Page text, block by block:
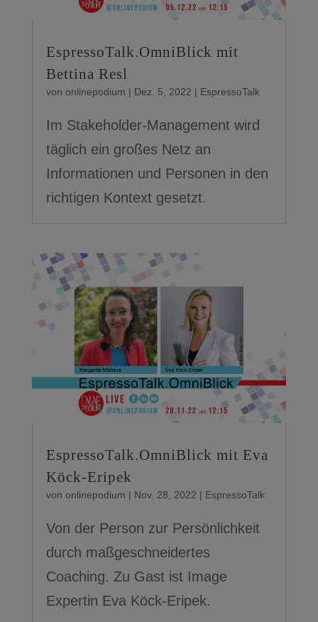
EspressoTalk.OmniBlick mit
Bettina Resl
von onlinepodium | Dez. 5, 2022 | EspressoTalk
Im Stakeholder-Management wird
täglich ein großes Netz an
Informationen und Personen in den
richtigen Kontext gesetzt.
EspressoTalk.OmniBlick mit Eva
Köck-Eripek
von onlinepodium | Nov. 28, 2022 | EspressoTalk
Von der Person zur Persönlichkeit
durch maßgeschneidertes
Coaching. Zu Gast ist Image
Expertin Eva Köck-Eripek.